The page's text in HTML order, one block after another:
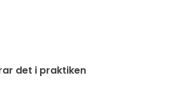
det i praktiken